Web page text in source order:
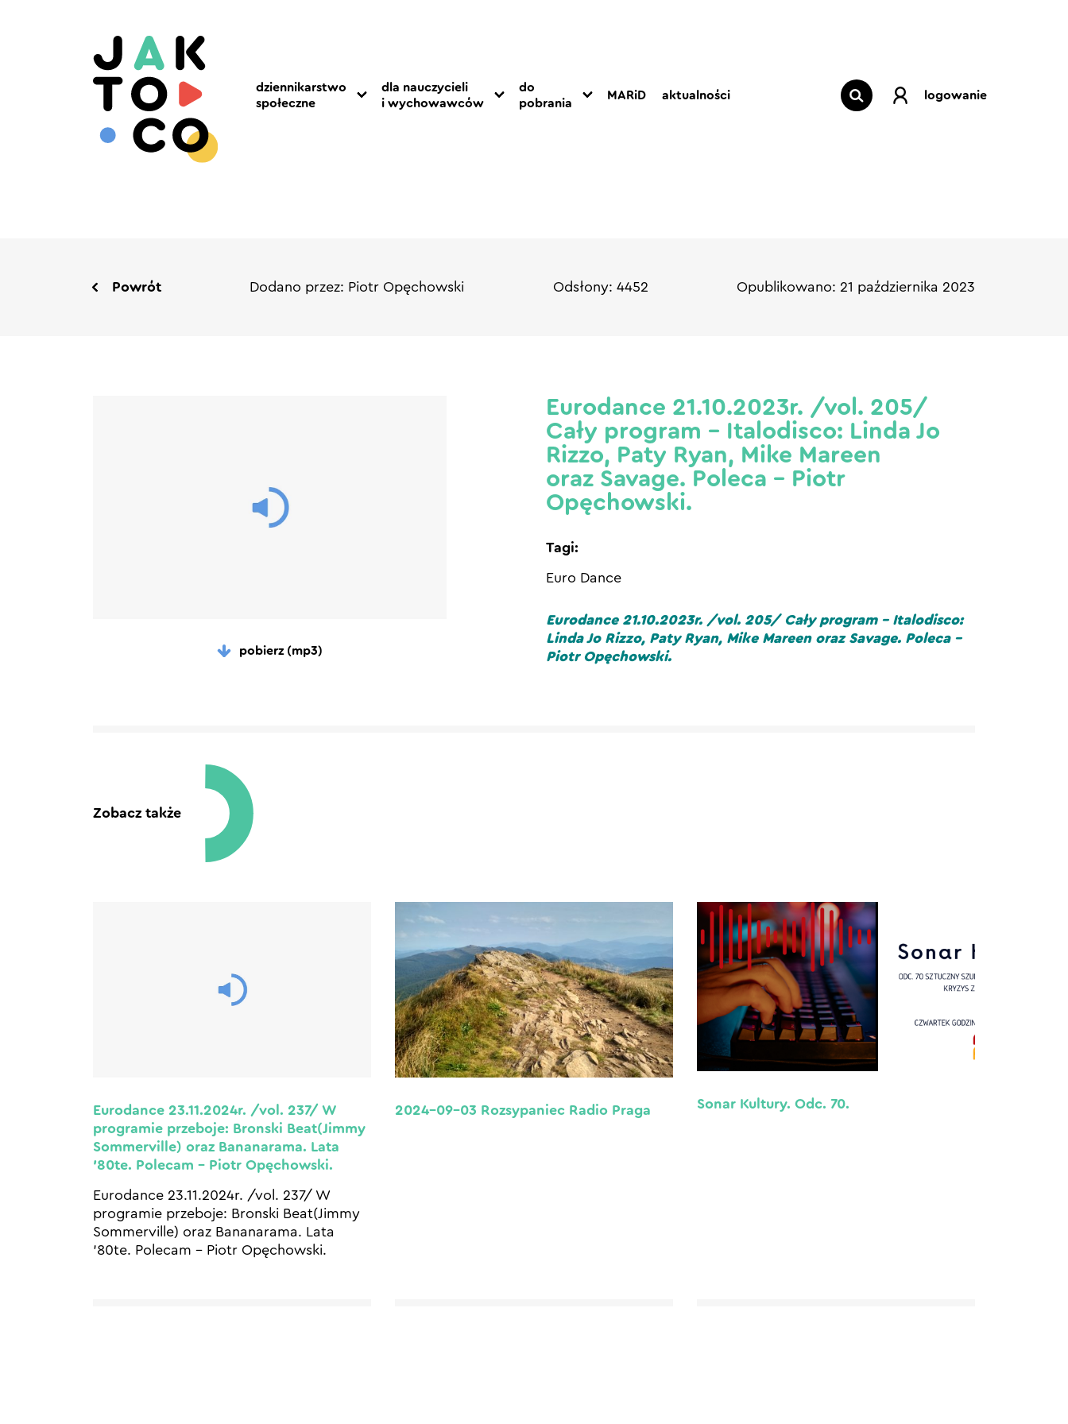
dziennikarstwo
społeczne
dla nauczycieli
i wychowawców
do
pobrania
MARiD aktualności logowanie
Powrót Dodano przez: Piotr Opęchowski Odsłony: 4452 Opublikowano: 21 października 2023
pobierz (mp3)
Eurodance 21.10.2023r. /vol. 205/
Cały program – Italodisco: Linda Jo
Rizzo, Paty Ryan, Mike Mareen
oraz Savage. Poleca – Piotr
Opęchowski.
Tagi:
Euro Dance
Eurodance 21.10.2023r. /vol. 205/ Cały program – Italodisco:
Linda Jo Rizzo, Paty Ryan, Mike Mareen oraz Savage. Poleca –
Piotr Opęchowski.
Zobacz także
Eurodance 23.11.2024r. /vol. 237/ W
programie przeboje: Bronski Beat(Jimmy
Sommerville) oraz Bananarama. Lata
’80te. Polecam – Piotr Opęchowski.
Eurodance 23.11.2024r. /vol. 237/ W
programie przeboje: Bronski Beat(Jimmy
Sommerville) oraz Bananarama. Lata
’80te. Polecam – Piotr Opęchowski.
2024-09-03 Rozsypaniec Radio Praga Sonar Kultury. Odc. 70.